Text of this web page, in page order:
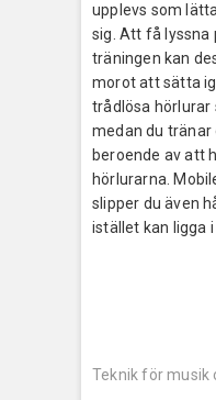
upplevs som
sig. Att få lyssna
träningen kan
morot att sätta
trådlösa hörlurar
medan du tränar
beroende av att
hörlurarna.
slipper du även
istället kan ligga
post:
Teknik för musik